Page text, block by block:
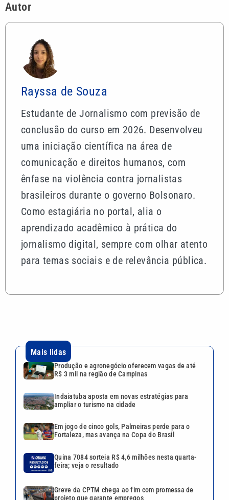
Autor
Rayssa de Souza
Estudante de Jornalismo com previsão de
conclusão do curso em 2026. Desenvolveu
uma iniciação científica na área de
comunicação e direitos humanos, com
ênfase na violência contra jornalistas
brasileiros durante o governo Bolsonaro.
Como estagiária no portal, alia o
aprendizado acadêmico à prática do
jornalismo digital, sempre com olhar atento
para temas sociais e de relevância pública.
Mais lidas
Produção e agronegócio oferecem vagas de até
R$ 3 mil na região de Campinas
Indaiatuba aposta em novas estratégias para
ampliar o turismo na cidade
Em jogo de cinco gols, Palmeiras perde para o
Fortaleza, mas avança na Copa do Brasil
Quina 7084 sorteia R$ 4,6 milhões nesta quarta-
feira; veja o resultado
Greve da CPTM chega ao fim com promessa de
projeto que garante empregos